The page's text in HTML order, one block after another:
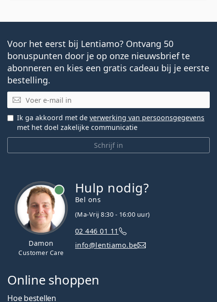
Voor het eerst bij Lentiamo? Ontvang 50
bonuspunten door je op onze nieuwsbrief te
abonneren en kies een gratis cadeau bij je eerste
bestelling.
E-mail
Schrijf in
Ik ga akkoord met de verwerking van persoonsgegevens
met het doel zakelijke communicatie
Damon
Customer Care
Hulp nodig?
Bel ons
(Ma-Vrij 8:30 - 16:00 uur)
02 446 01 11
info@lentiamo.be
Online shoppen
Hoe bestellen